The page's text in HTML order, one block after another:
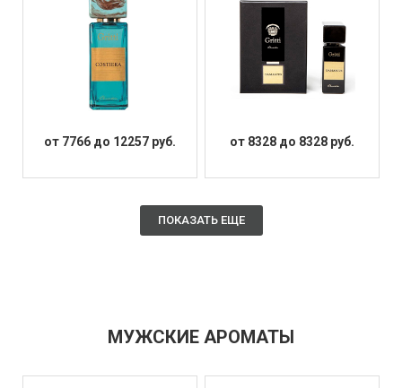
от 7766 до 12257 руб. от 8328 до 8328 руб.
ПОКАЗАТЬ ЕЩЕ
МУЖСКИЕ АРОМАТЫ